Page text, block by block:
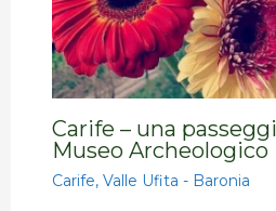
Carife – una
Museo Archeologico
Carife,Valle Ufita - Baronia